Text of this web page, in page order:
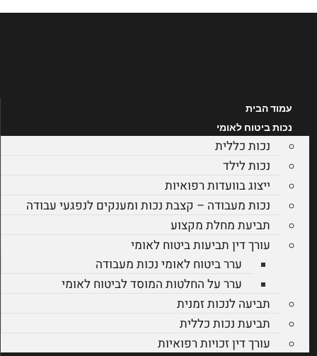
דלג
עמוד הבית
נכות ביטוח לאומי
נכות כללית
נכות לילד
ייצוג בוועדות רפואיות
נכות מעבודה – קצבת נכות ומענקים לנפגעי עבודה
תביעת מחלת מקצוע
עורך דין תביעות ביטוח לאומי
ערר ביטוח לאומי נכות מעבודה
ערר על החלטות המוסד לביטוח לאומי
תביעה לנכות זמנית
תביעת נכות כללית
עורך דין זכויות רפואיות